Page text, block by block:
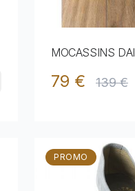
MOCASSINS
79 € 139 €
PROMO